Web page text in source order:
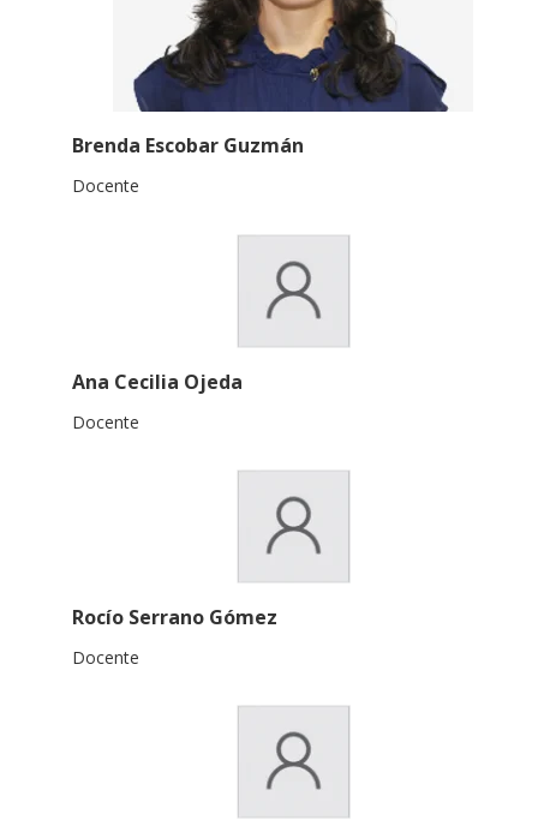
Brenda Escobar Guzmán
Docente
Ana Cecilia Ojeda
Docente
Rocío Serrano Gómez
Docente